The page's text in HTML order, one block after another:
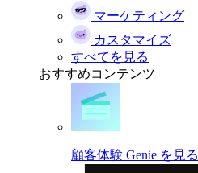
マーケティング
カスタマイズ
すべてを見る
おすすめコンテンツ
顧客体験 Genie を見る